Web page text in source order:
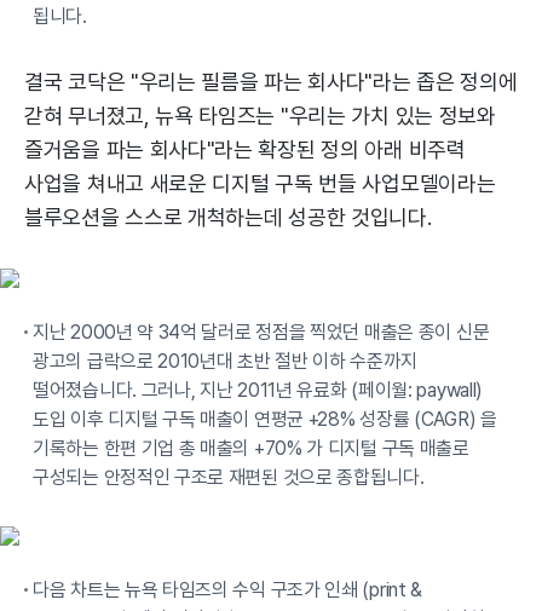
됩니다.
결국 코닥은 "우리는 필름을 파는 회사다"라는 좁은 정의에
갇혀 무너졌고, 뉴욕 타임즈는 "우리는 가치 있는 정보와
즐거움을 파는 회사다"라는 확장된 정의 아래 비주력
사업을 쳐내고 새로운 디지털 구독 번들 사업모델이라는
블루오션을 스스로 개척하는데 성공한 것입니다.
지난 2000년 약 34억 달러로 정점을 찍었던 매출은 종이 신문
광고의 급락으로 2010년대 초반 절반 이하 수준까지
떨어졌습니다. 그러나, 지난 2011년 유료화 (페이월: paywall)
도입 이후 디지털 구독 매출이 연평균 +28% 성장률 (CAGR) 을
기록하는 한편 기업 총 매출의 +70% 가 디지털 구독 매출로
구성되는 안정적인 구조로 재편된 것으로 종합됩니다.
다음 차트는 뉴욕 타임즈의 수익 구조가 인쇄 (print &